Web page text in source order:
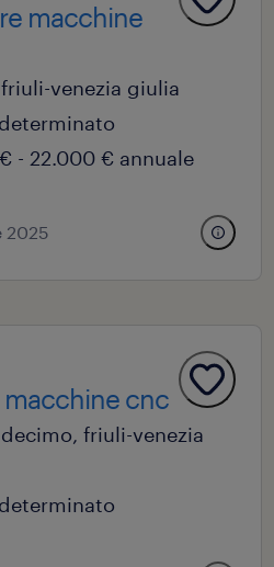
macchine
venezia giulia
- 22.000 € annuale
2025
cnc
friuli-venezia